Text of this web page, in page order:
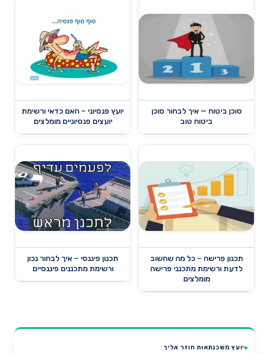
סוכן ביטוח — איך לבחור סוכן
ביטוח טוב
יועץ פנסיוני – האם כדאי ורשימת
יועצים פנסיוניים מומלצים
תכנון פרישה – כל מה שחשוב
לדעת ורשימת מתכנני פרישה
מומלצים
תכנון פיננסי – איך לבחור נכון
ורשימת מתכננים פיננסיים
יועץ משכנתאות חוזר אליך